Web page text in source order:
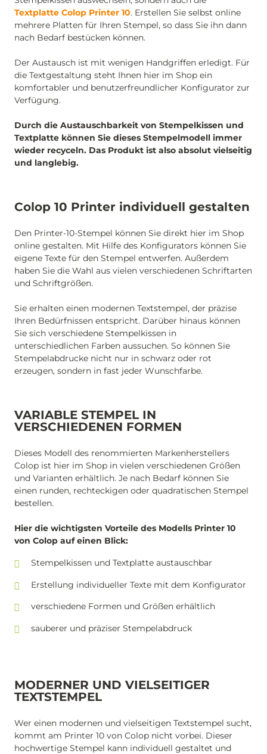
Textplatte Colop Printer 10. Erstellen Sie selbst online
mehrere Platten für Ihren Stempel, so dass Sie ihn dann
nach Bedarf bestücken können.
Der Austausch ist mit wenigen Handgriffen erledigt. Für
die Textgestaltung steht Ihnen hier im Shop ein
komfortabler und benutzerfreundlicher Konfigurator zur
Verfügung.
Durch die Austauschbarkeit von Stempelkissen und
Textplatte können Sie dieses Stempelmodell immer
wieder recyceln. Das Produkt ist also absolut vielseitig
und langlebig.
Colop 10 Printer individuell gestalten
Den Printer-10-Stempel können Sie direkt hier im Shop
online gestalten. Mit Hilfe des Konfigurators können Sie
eigene Texte für den Stempel entwerfen. Außerdem
haben Sie die Wahl aus vielen verschiedenen Schriftarten
und Schriftgrößen.
Sie erhalten einen modernen Textstempel, der präzise
Ihren Bedürfnissen entspricht. Darüber hinaus können
Sie sich verschiedene Stempelkissen in
unterschiedlichen Farben aussuchen. So können Sie
Stempelabdrucke nicht nur in schwarz oder rot
erzeugen, sondern in fast jeder Wunschfarbe.
VARIABLE STEMPEL IN
VERSCHIEDENEN FORMEN
Dieses Modell des renommierten Markenherstellers
Colop ist hier im Shop in vielen verschiedenen Größen
und Varianten erhältlich. Je nach Bedarf können Sie
einen runden, rechteckigen oder quadratischen Stempel
bestellen.
Hier die wichtigsten Vorteile des Modells Printer 10
von Colop auf einen Blick:
Stempelkissen und Textplatte austauschbar
Erstellung individueller Texte mit dem Konfigurator
verschiedene Formen und Größen erhältlich
sauberer und präziser Stempelabdruck
MODERNER UND VIELSEITIGER
TEXTSTEMPEL
Wer einen modernen und vielseitigen Textstempel sucht,
kommt am Printer 10 von Colop nicht vorbei. Dieser
hochwertige Stempel kann individuell gestaltet und